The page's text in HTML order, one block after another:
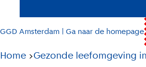
GGD Amsterdam | Ga naar de homepage
Pad
Home Gezonde leefomgeving